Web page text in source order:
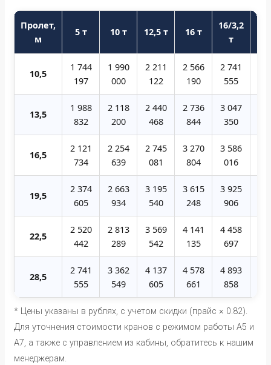
Пролет,
м
5 т 10 т 12,5 т 16 т
16/3,2
т
10,5
1 744
197
1 990
000
2 211
122
2 566
190
2 741
555
13,5
1 988
832
2 118
200
2 440
468
2 736
844
3 047
350
16,5
2 121
734
2 254
639
2 745
081
3 270
804
3 586
016
19,5
2 374
605
2 663
934
3 195
540
3 615
248
3 925
906
22,5
2 520
442
2 813
289
3 569
542
4 141
135
4 458
697
28,5
2 741
555
3 362
549
4 137
605
4 578
661
4 893
858
* Цены указаны в рублях, с учетом скидки (прайс × 0.82).
Для уточнения стоимости кранов с режимом работы А5 и
А7, а также с управлением из кабины, обратитесь к нашим
менеджерам.